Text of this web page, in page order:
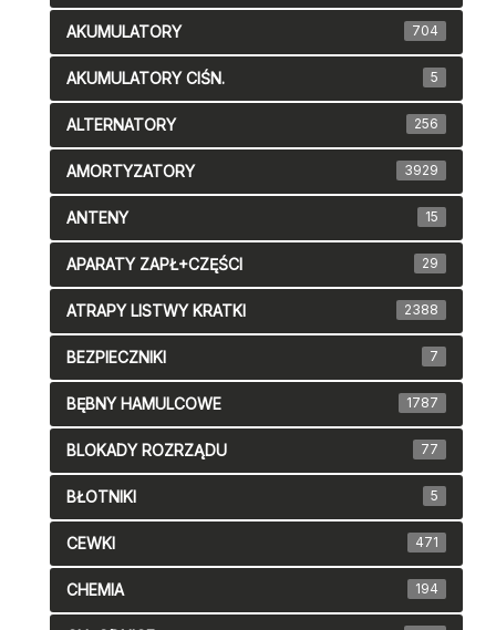
AKUMULATORY 704
AKUMULATORY CIŚN. 5
ALTERNATORY 256
AMORTYZATORY 3929
ANTENY 15
APARATY ZAPŁ+CZĘŚCI 29
ATRAPY LISTWY KRATKI 2388
BEZPIECZNIKI 7
BĘBNY HAMULCOWE 1787
BLOKADY ROZRZĄDU 77
BŁOTNIKI 5
CEWKI 471
CHEMIA 194